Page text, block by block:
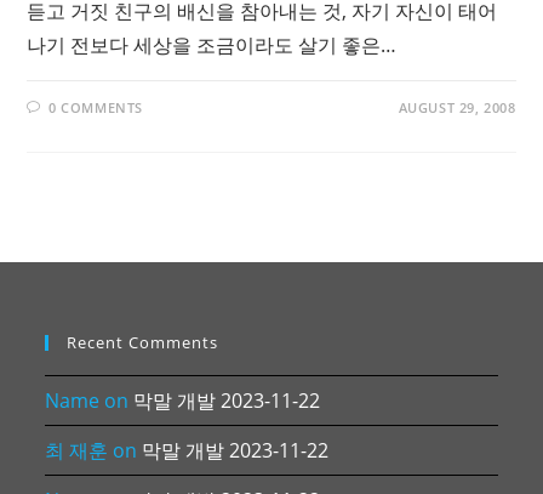
듣고 거짓 친구의 배신을 참아내는 것, 자기 자신이 태어
나기 전보다 세상을 조금이라도 살기 좋은…
0 COMMENTS AUGUST 29, 2008
Recent Comments
Name on 막말 개발 2023-11-22
최 재훈 on 막말 개발 2023-11-22